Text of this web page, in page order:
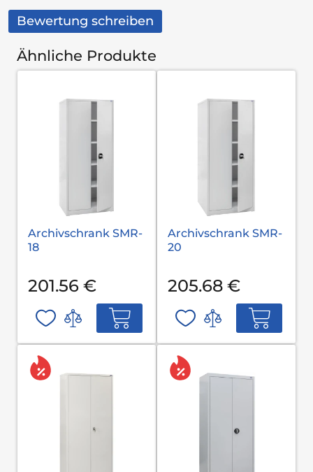
Bewertung schreiben
Ähnliche Produkte
Archivschrank SMR-
18
201.56 €
Archivschrank SMR-
20
205.68 €